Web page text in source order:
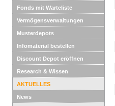
Fonds mit Warteliste
Vermögensverwaltungen
Musterdepots
Infomaterial bestellen
Discount Depot eröffnen
Research & Wissen
AKTUELLES
News